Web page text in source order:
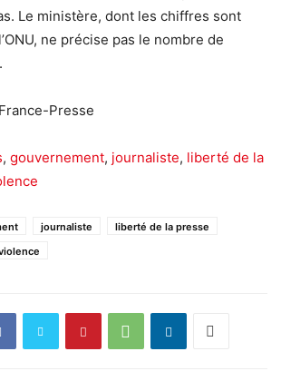
Le ministère, dont les chiffres sont
ne précise pas le nombre de
Presse
, gouvernement, journaliste, liberté de la
journaliste
liberté de la presse